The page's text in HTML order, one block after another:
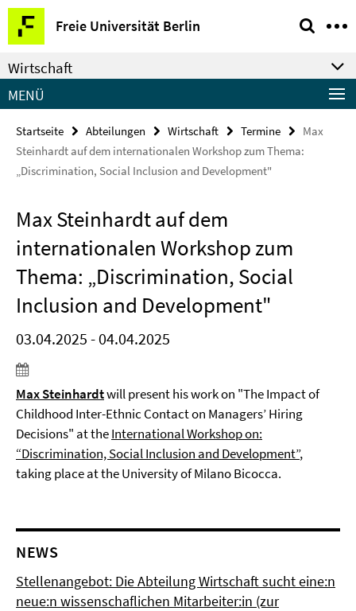
Springe
direkt
zu
Inhalt
Freie Universität Berlin
Service-
Navigation
Wirtschaft
MENÜ
Startseite Abteilungen Wirtschaft Termine
Max
Steinhardt auf dem internationalen Workshop zum Thema:
„Discrimination, Social Inclusion and Development"
Max Steinhardt auf dem
internationalen Workshop zum
Thema: „Discrimination, Social
Inclusion and Development"
03.04.2025 - 04.04.2025
Max Steinhardtwill present his work on "The Impact of
Childhood Inter-Ethnic Contact on Managers’ Hiring
Decisions" at theInternational Workshop on:
“Discrimination, Social Inclusion and Development”,
taking place at the University of Milano Bicocca.
NEWS
Stellenangebot: Die Abteilung Wirtschaft sucht eine:n
neue:n wissenschaflichen Mitarbeiter:in (zur